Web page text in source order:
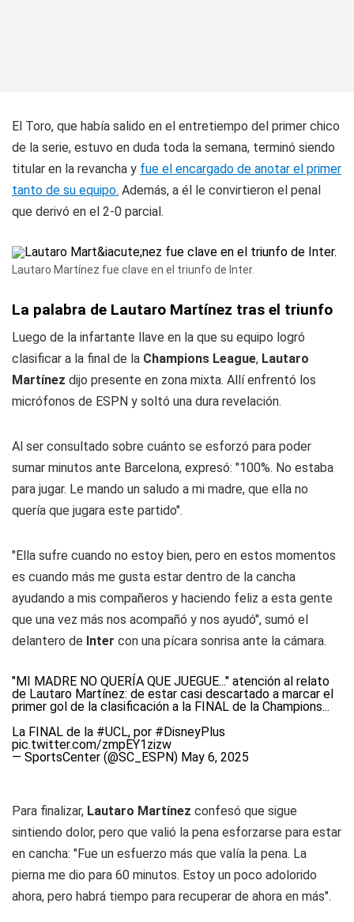
El Toro, que había salido en el entretiempo del primer chico
de la serie, estuvo en duda toda la semana, terminó siendo
titular en la revancha y fue el encargado de anotar el primer
tanto de su equipo. Además, a él le convirtieron el penal
que derivó en el 2-0 parcial.
Lautaro Martínez fue clave en el triunfo de Inter.
La palabra de Lautaro Martínez tras el triunfo
Luego de la infartante llave en la que su equipo logró
clasificar a la final de la Champions League, Lautaro
Martínez dijo presente en zona mixta. Allí enfrentó los
micrófonos de ESPN y soltó una dura revelación.
Al ser consultado sobre cuánto se esforzó para poder
sumar minutos ante Barcelona, expresó: "100%. No estaba
para jugar. Le mando un saludo a mi madre, que ella no
quería que jugara este partido".
"Ella sufre cuando no estoy bien, pero en estos momentos
es cuando más me gusta estar dentro de la cancha
ayudando a mis compañeros y haciendo feliz a esta gente
que una vez más nos acompañó y nos ayudó", sumó el
delantero de Inter con una pícara sonrisa ante la cámara.
"MI MADRE NO QUERÍA QUE JUEGUE..." atención al relato
de Lautaro Martínez: de estar casi descartado a marcar el
primer gol de la clasificación a la FINAL de la Champions...
La FINAL de la #UCL, por #DisneyPlus
pic.twitter.com/zmpEY1zizw
— SportsCenter (@SC_ESPN) May 6, 2025
Para finalizar, Lautaro Martínez confesó que sigue
sintiendo dolor, pero que valió la pena esforzarse para estar
en cancha: "Fue un esfuerzo más que valía la pena. La
pierna me dio para 60 minutos. Estoy un poco adolorido
ahora, pero habrá tiempo para recuperar de ahora en más".